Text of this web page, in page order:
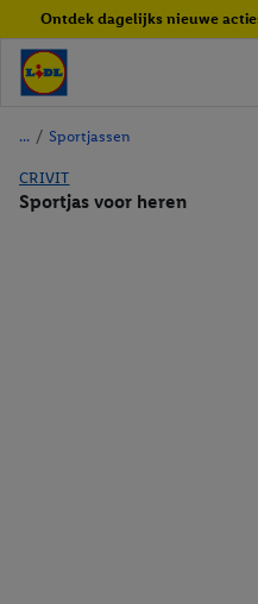
Ontdek dagelijks nieuwe
/ Sportjassen
CRIVIT
Sportjas voor heren